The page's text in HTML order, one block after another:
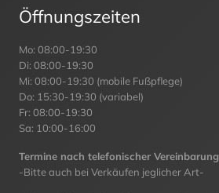
Öffnungszeiten
Mo: 08:00-19:30
Di: 08:00-19:30
Mi: 08:00-19:30 (mobile Fußpflege)
Do: 15:30-19:30 (variabel)
Fr: 08:00-19:30
Sa: 10:00-16:00
Termine nach telefonischer Vereinbarung
-Bitte auch bei Verkäufen jeglicher Art-